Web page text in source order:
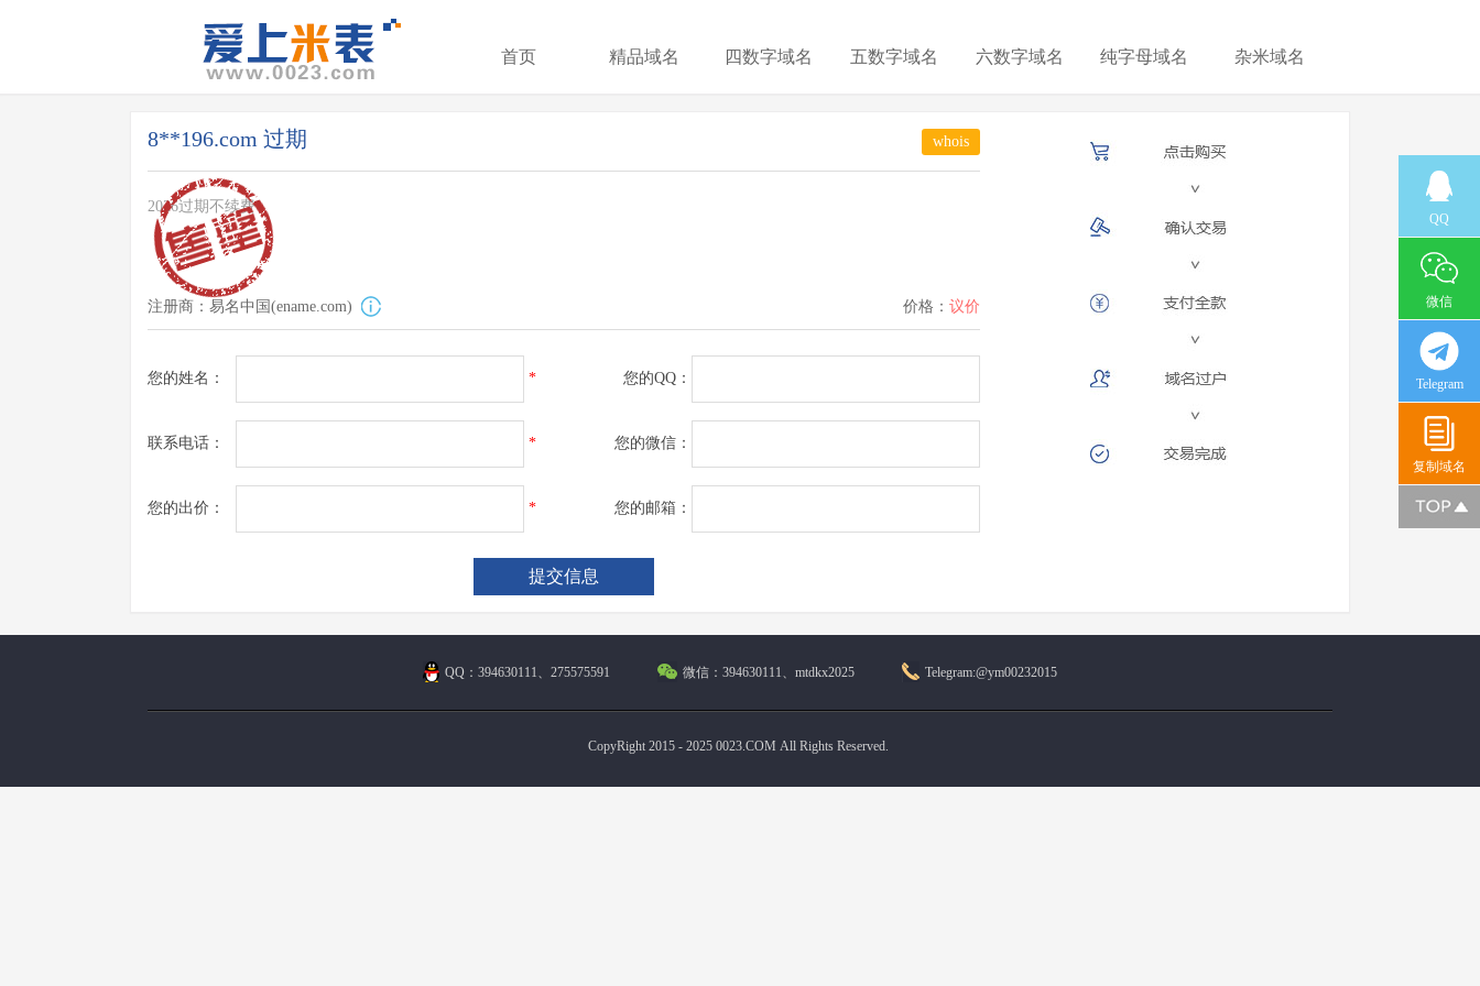
首页 精品域名 四数字域名 五数字域名 六数字域名 纯字母域名 杂米域名
8**196.com 过期 whois
2026过期不续费
注册商：易名中国(ename.com) 价格： 议价
您的姓名： * 您的QQ：
联系电话： * 您的微信：
您的出价： * 您的邮箱：
QQ：394630111、275575591 微信：394630111、mtdkx2025 Telegram:@ym00232015
CopyRight 2015 - 2025 0023.COM All Rights Reserved.
QQ
微信
Telegram
复制域名